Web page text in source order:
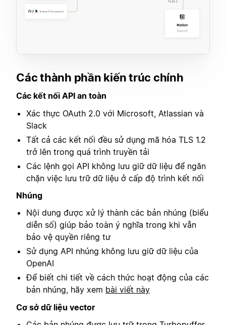
Các thành phần kiến trúc chính
Các kết nối API an toàn
Xác thực OAuth 2.0 với Microsoft, Atlassian và
Slack
Tất cả các kết nối đều sử dụng mã hóa TLS 1.2
trở lên trong quá trình truyền tải
Các lệnh gọi API không lưu giữ dữ liệu để ngăn
chặn việc lưu trữ dữ liệu ở cấp độ trình kết nối
Nhúng
Nội dung được xử lý thành các bản nhúng (biểu
diễn số) giúp bảo toàn ý nghĩa trong khi vẫn
bảo vệ quyền riêng tư
Sử dụng API nhúng không lưu giữ dữ liệu của
OpenAI
Để biết chi tiết về cách thức hoạt động của các
bản nhúng, hãy xem bài viết này
Cơ sở dữ liệu vector